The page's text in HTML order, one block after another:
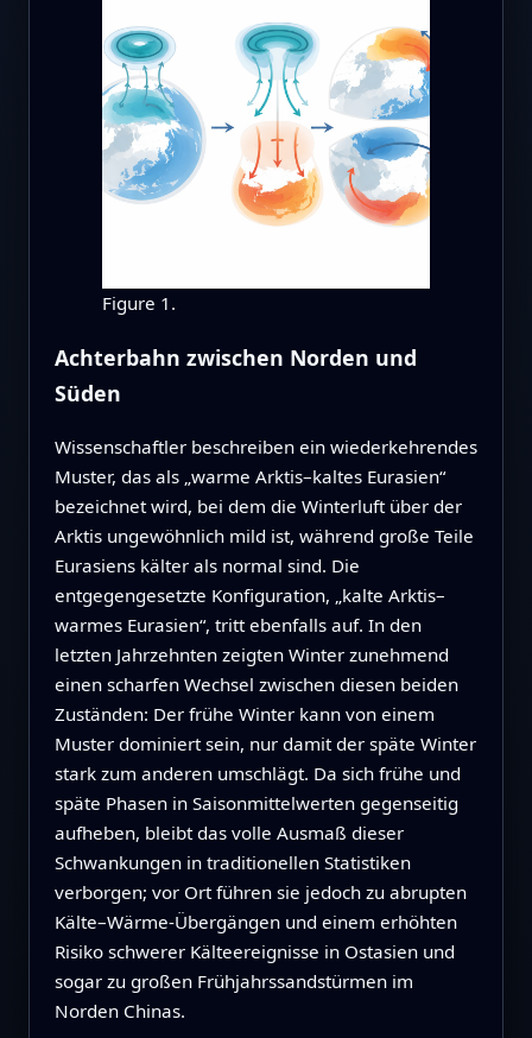
Figure 1.
Achterbahn zwischen Norden und
Süden
Wissenschaftler beschreiben ein wiederkehrendes
Muster, das als „warme Arktis–kaltes Eurasien“
bezeichnet wird, bei dem die Winterluft über der
Arktis ungewöhnlich mild ist, während große Teile
Eurasiens kälter als normal sind. Die
entgegengesetzte Konfiguration, „kalte Arktis–
warmes Eurasien“, tritt ebenfalls auf. In den
letzten Jahrzehnten zeigten Winter zunehmend
einen scharfen Wechsel zwischen diesen beiden
Zuständen: Der frühe Winter kann von einem
Muster dominiert sein, nur damit der späte Winter
stark zum anderen umschlägt. Da sich frühe und
späte Phasen in Saisonmittelwerten gegenseitig
aufheben, bleibt das volle Ausmaß dieser
Schwankungen in traditionellen Statistiken
verborgen; vor Ort führen sie jedoch zu abrupten
Kälte–Wärme-Übergängen und einem erhöhten
Risiko schwerer Kälteereignisse in Ostasien und
sogar zu großen Frühjahrssandstürmen im
Norden Chinas.